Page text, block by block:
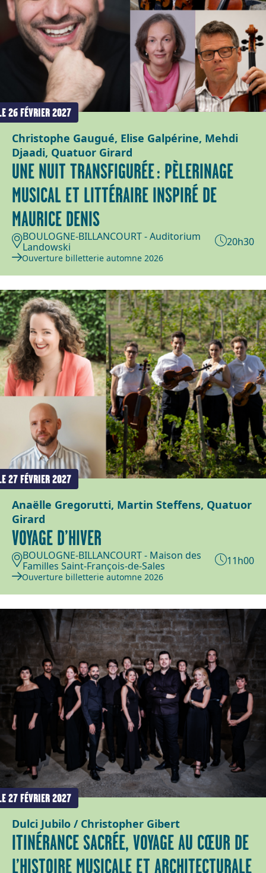
26 FÉVRIER 2027
Christophe Gaugué, Elise Galpérine, Mehdi
Djaadi, Quatuor Girard
UNE NUIT TRANSFIGURÉE : PÈLERINAGE
MUSICAL ET LITTÉRAIRE INSPIRÉ DE
MAURICE DENIS
BOULOGNE-BILLANCOURT - Auditorium
Landowski
20h30
Ouverture billetterie automne 2026
27 FÉVRIER 2027
Anaëlle Gregorutti, Martin Steffens, Quatuor
Girard
VOYAGE D’HIVER
BOULOGNE-BILLANCOURT - Maison des
Familles Saint-François-de-Sales
11h00
Ouverture billetterie automne 2026
27 FÉVRIER 2027
Dulci Jubilo / Christopher Gibert
ITINÉRANCE SACRÉE, VOYAGE AU CŒUR DE
L’HISTOIRE MUSICALE ET ARCHITECTURALE